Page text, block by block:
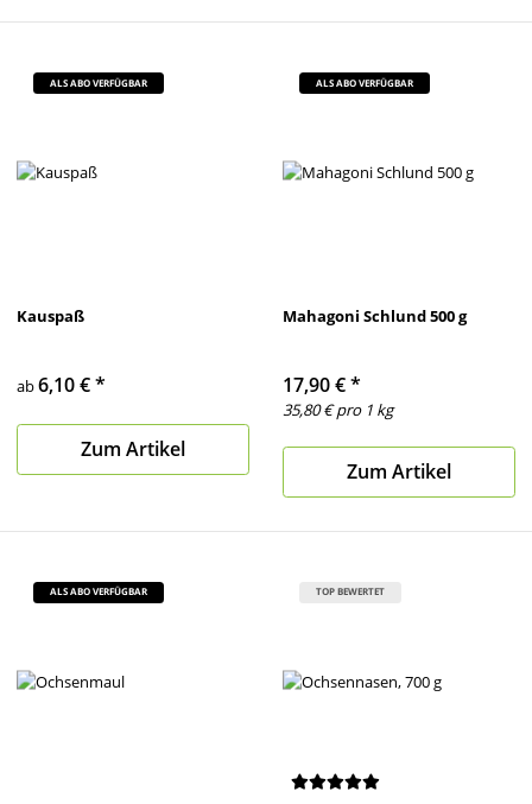
ALS ABO VERFÜGBAR
Kauspaß
ab6,10 €*
Zum Artikel
ALS ABO VERFÜGBAR
Mahagoni Schlund 500 g
17,90 €*
35,80 € pro 1 kg
Zum Artikel
ALS ABO VERFÜGBAR TOP BEWERTET